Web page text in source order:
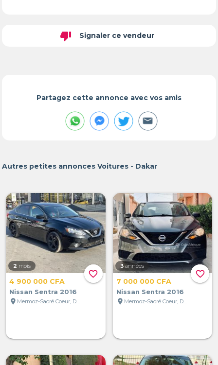
thumb_down Signaler ce vendeur
Partagez cette annonce avec vos amis
Autres petites annonces Voitures - Dakar
favorite_border
2 mois
4 900 000 CFA
Nissan Sentra 2016
location_on
Mermoz-Sacré Coeur, Dakar, Sénégal
favorite_border
3 années
7 000 000 CFA
Nissan Sentra 2016
location_on
Mermoz-Sacré Coeur, Dakar, Sénégal